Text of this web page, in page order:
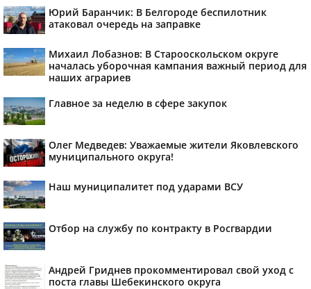
Юрий Баранчик: В Белгороде беспилотник
атаковал очередь на заправке
Михаил Лобазнов: В Старооскольском округе
началась уборочная кампания важный период для
наших аграриев
Главное за неделю в сфере закупок
Олег Медведев: Уважаемые жители Яковлевского
муниципального округа!
Наш муниципалитет под ударами ВСУ
Отбор на службу по контракту в Росгвардии
Андрей Гриднев прокомментировал свой уход с
поста главы Шебекинского округа